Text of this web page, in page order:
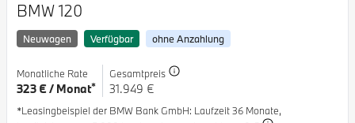
BMW 120
Neuwagen Verfügbar ohne Anzahlung
Monatliche Rate
323 € / Monat*
Gesamtpreis
31.949 €
*Leasingbeispiel der BMW Bank GmbH: Laufzeit 36 Monate,